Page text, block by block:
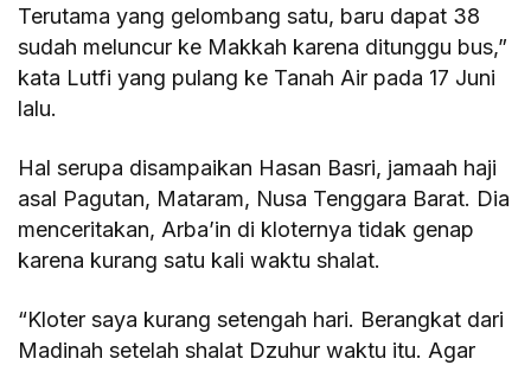
Terutama yang gelombang satu, baru dapat 38
sudah meluncur ke Makkah karena ditunggu bus,”
kata Lutfi yang pulang ke Tanah Air pada 17 Juni
lalu.
Hal serupa disampaikan Hasan Basri, jamaah haji
asal Pagutan, Mataram, Nusa Tenggara Barat. Dia
menceritakan, Arba’in di kloternya tidak genap
karena kurang satu kali waktu shalat.
“Kloter saya kurang setengah hari. Berangkat dari
Madinah setelah shalat Dzuhur waktu itu. Agar